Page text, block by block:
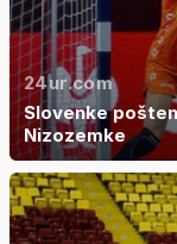
24ur.com
Slovenke
Nizozemke